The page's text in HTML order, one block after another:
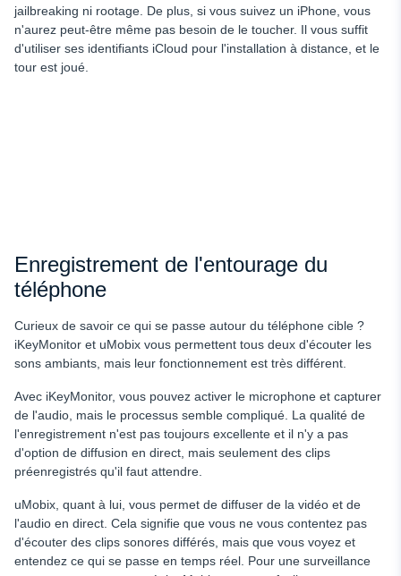
jailbreaking ni rootage. De plus, si vous suivez un iPhone, vous
n'aurez peut-être même pas besoin de le toucher. Il vous suffit
d'utiliser ses identifiants iCloud pour l'installation à distance, et le
tour est joué.
Enregistrement de l'entourage du
téléphone
Curieux de savoir ce qui se passe autour du téléphone cible ?
iKeyMonitor et uMobix vous permettent tous deux d'écouter les
sons ambiants, mais leur fonctionnement est très différent.
Avec iKeyMonitor, vous pouvez activer le microphone et capturer
de l'audio, mais le processus semble compliqué. La qualité de
l'enregistrement n'est pas toujours excellente et il n'y a pas
d'option de diffusion en direct, mais seulement des clips
préenregistrés qu'il faut attendre.
uMobix, quant à lui, vous permet de diffuser de la vidéo et de
l'audio en direct. Cela signifie que vous ne vous contentez pas
d'écouter des clips sonores différés, mais que vous voyez et
entendez ce qui se passe en temps réel. Pour une surveillance